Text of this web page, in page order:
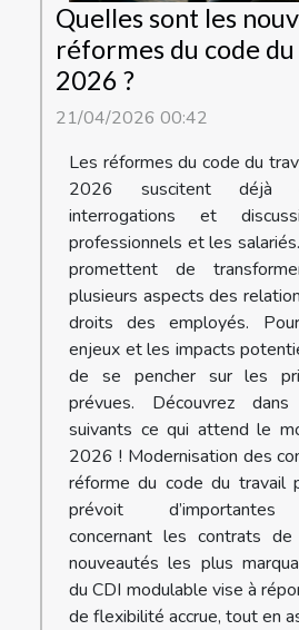
Quelles sont les
réformes du code
2026 ?
21/04/2026 00:42
Les réformes du code du
2026 suscitent déjà
interrogations et
professionnels et les
promettent de
plusieurs aspects des
droits des employés.
enjeux et les impacts
de se pencher sur les
prévues. Découvrez
suivants ce qui attend le
2026 ! Modernisation des
réforme du code du travail
prévoit d’importantes
concernant les contrats
nouveautés les plus
du CDI modulable vise à
de flexibilité accrue, tout en